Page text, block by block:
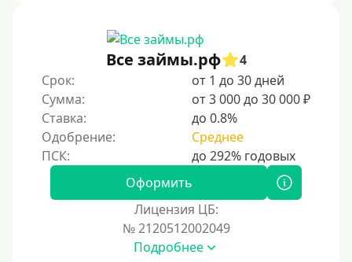
Надежные
Без обмана
Без предоплат
Без электронной почты
С автоматическим одобрением
Без номера телефона
Без платных услуг и подписок
Все займы.рф
4
Срок:
от 1 до 30 дней
Сумма:
от 3 000 до 30 000 ₽
Ставка:
до 0.8%
Одобрение:
Среднее
Оформить
Лицензия ЦБ:
№ 2120512002049
Подробнее